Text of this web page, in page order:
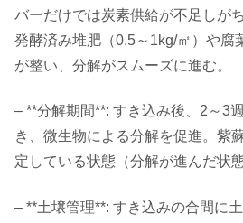
バーだけでは炭素供給が不足しが
発酵済み堆肥（0.5～1kg/㎡）や腐
が整い、分解がスムーズに進む。
– **分解期間**: すき込み後、2～3
き、微生物による分解を促進。紫
定している状態（分解が進んだ状
– **土壌管理**: すき込みの合間に